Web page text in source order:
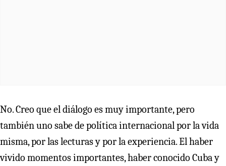
No. Creo que el diálogo es muy importante, pero
también uno sabe de política internacional por la vida
misma, por las lecturas y por la experiencia. El haber
vivido momentos importantes, haber conocido Cuba y